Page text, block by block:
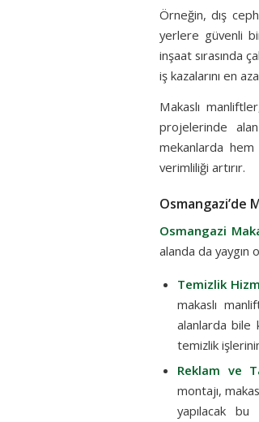
Örneğin, dış
yerlere güvenli
inşaat sırasında
iş kazalarını en
Makaslı
projelerinde
mekanlarda
verimliliği artırır.
Osmangazi’de
Osmangazi
alanda da yaygın
Temizlik
makaslı
alanlarda bile
temizlik
Reklam ve
montajı,
yapılacak